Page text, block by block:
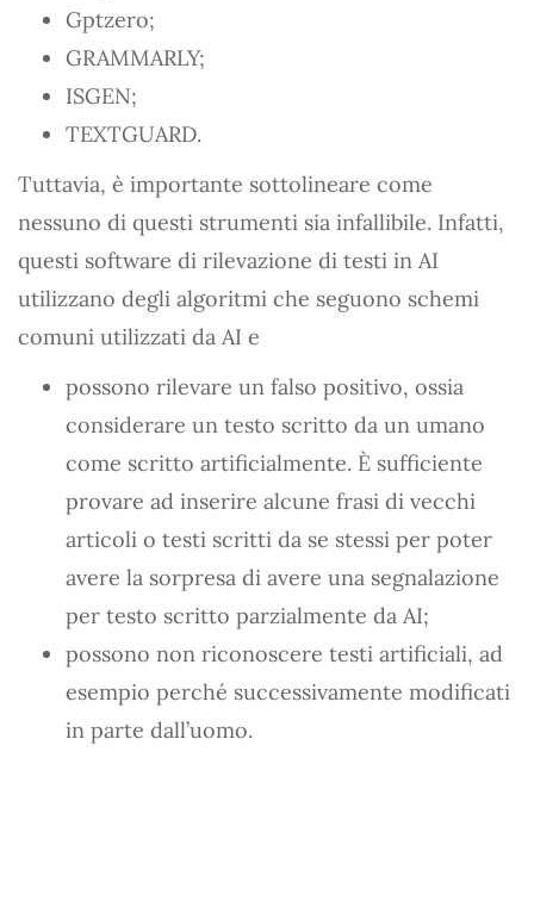
Gptzero;
GRAMMARLY;
ISGEN;
TEXTGUARD.
Tuttavia, è importante sottolineare come
nessuno di questi strumenti sia infallibile. Infatti,
questi software di rilevazione di testi in AI
utilizzano degli algoritmi che seguono schemi
comuni utilizzati da AI e
possono rilevare un falso positivo, ossia
considerare un testo scritto da un umano
come scritto artificialmente. È sufficiente
provare ad inserire alcune frasi di vecchi
articoli o testi scritti da se stessi per poter
avere la sorpresa di avere una segnalazione
per testo scritto parzialmente da AI;
possono non riconoscere testi artificiali, ad
esempio perché successivamente modificati
in parte dall’uomo.